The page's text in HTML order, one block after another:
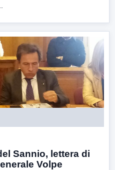
Sannio, lettera di
Volpe